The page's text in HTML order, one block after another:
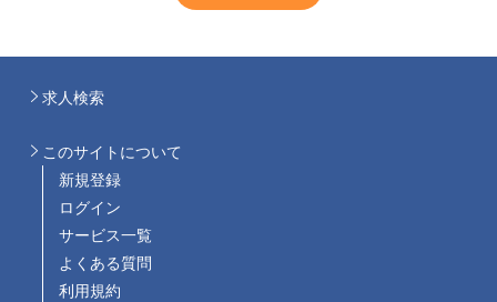
求人検索
このサイトについて
新規登録
ログイン
サービス一覧
よくある質問
利用規約